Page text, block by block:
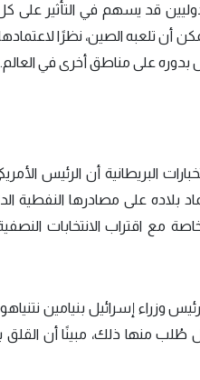
قد يسهم في التأثير على
بدوره على مناطق أخرى في العالم.
البريطانية أن الرئيس
على مصادرها النفطية
مع اقتراب الانتخابات
وزراء إسرائيل بنيامين
منها ذلك، مبينًا أن القلق